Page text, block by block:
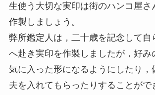
生使う大切な実印は街のハンコ屋さ
作製しましょう。
弊所鑑定人は，二十歳を記念して自
へ赴き実印を作製しましたが，好み
気に入った形になるようにしたり，
夫を入れてもらったりすることがで